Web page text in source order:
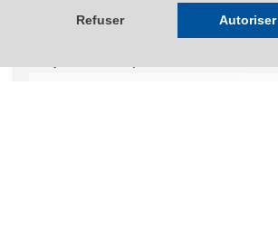
Refuser Autoriser